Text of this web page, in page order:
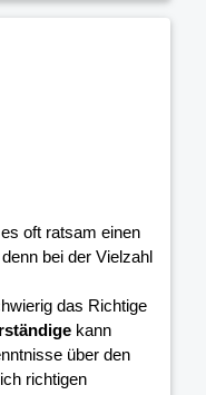
oft ratsam einen
bei der Vielzahl
das Richtige
kann
über den
richtigen